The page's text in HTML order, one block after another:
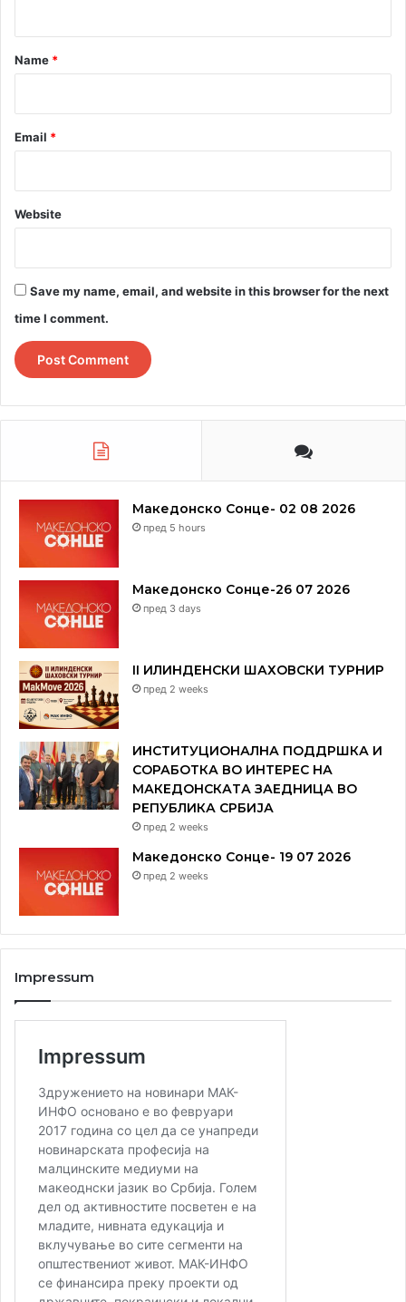
*
Name *
Email *
Website
Save my name, email, and website in this browser for the next
time I comment.
Македонско Сонце- 02 08 2026
пред 5 hours
Македонско Сонце-26 07 2026
пред 3 days
II ИЛИНДЕНСКИ ШАХОВСКИ ТУРНИР
пред 2 weeks
ИНСТИТУЦИОНАЛНА ПОДДРШКА И
СОРАБОТКА ВО ИНТЕРЕС НА
МАКЕДОНСКАТА ЗАЕДНИЦА ВО
РЕПУБЛИКА СРБИЈА
пред 2 weeks
Македонско Сонце- 19 07 2026
пред 2 weeks
Impressum